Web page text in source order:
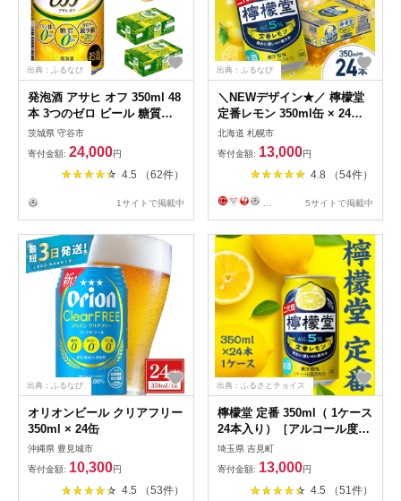
出典：ふるなび
発泡酒 アサヒ オフ 350ml 48
本 3つのゼロ ビール 糖質ゼ
ロ 24本×2ケース
茨城県 守谷市
寄付金額: 24,000円
4.5 （62件）
1サイトで掲載中
出典：ふるなび
＼NEWデザイン★／ 檸檬堂
定番レモン 350ml缶 × 24本
お酒 レモンサワー 大人気 ア
ルコール度数５％ レモンサワ
ー好きに 定番 自宅用 晩酌 1
ケース 1箱 24缶 サワー 贈り
物 ギフト プレゼント 北海道
札幌市
北海道 札幌市
寄付金額: 13,000円
4.8 （54件）
5サイトで掲載中
出典：ふるなび
オリオンビール クリアフリー
350ml × 24缶
沖縄県 豊見城市
寄付金額: 10,300円
4.5 （53件）
出典：ふるさとチョイス
檸檬堂 定番 350ml（ 1ケース
24本入り）［アルコール度数
5％］
埼玉県 吉見町
寄付金額: 13,000円
4.5 （51件）